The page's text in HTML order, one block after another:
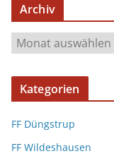
Archiv
Kategorien
FF Düngstrup
FF Wildeshausen